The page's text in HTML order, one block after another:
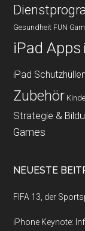
Gesundheit FUN
iPad Apps
iPad Schutzhüllen
Zubehör
Strategie &
Games
NEUESTE
FIFA 13, der
iPhone Keynote: